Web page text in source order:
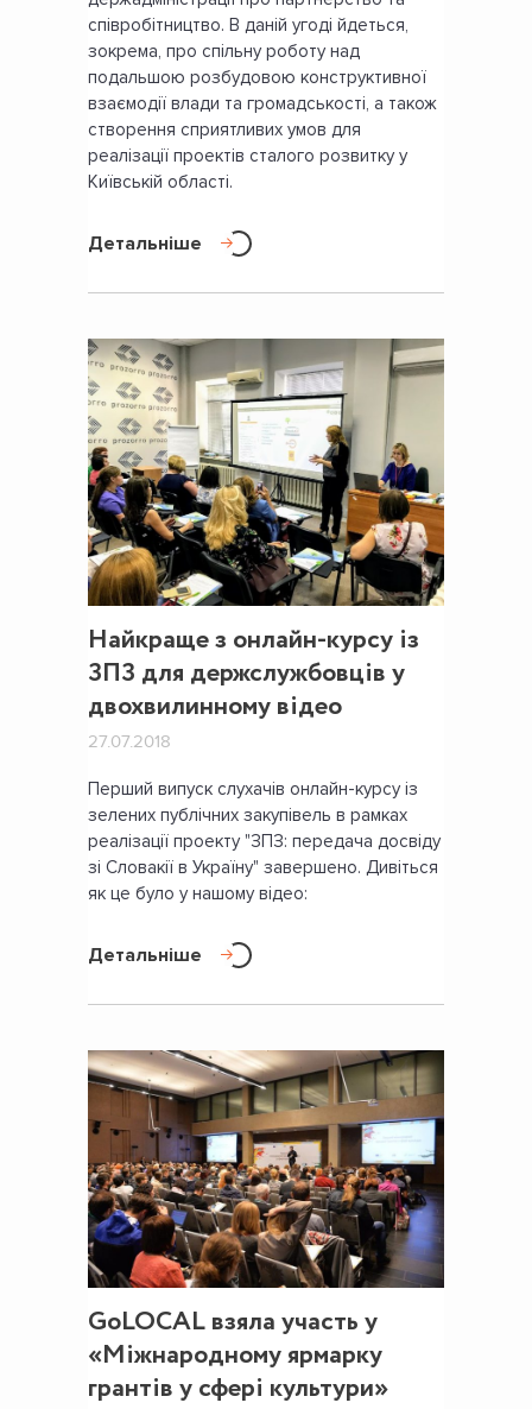
співробітництво. В даній угоді йдеться,
зокрема, про спільну роботу над
подальшою розбудовою конструктивної
взаємодії влади та громадськості, а також
створення сприятливих умов для
реалізації проектів сталого розвитку у
Київській області.
Детальніше
Найкраще з онлайн-курсу із
ЗПЗ для держслужбовців у
двохвилинному відео
27.07.2018
Перший випуск слухачів онлайн-курсу із
зелених публічних закупівель в рамках
реалізації проекту "ЗПЗ: передача досвіду
зі Словакії в Україну" завершено. Дивіться
як це було у нашому відео:
Детальніше
GoLOCAL взяла участь у
«Міжнародному ярмарку
грантів у сфері культури»